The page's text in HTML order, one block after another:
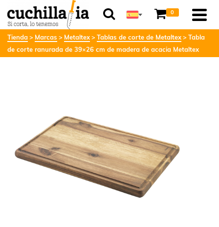
0
Tienda Marcas Metaltex Tablas de corte de Metaltex
Tabla
de corte ranurada de 39×26 cm de madera de acacia Metaltex